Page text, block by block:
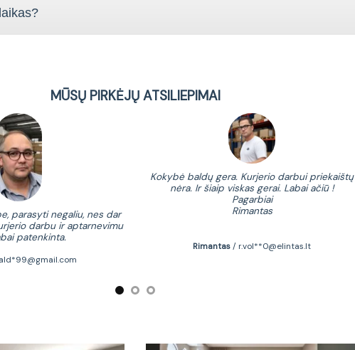
MŪSŲ PIRKĖJŲ ATSILIEPIMAI
parasyti negaliu, nes dar
darbu ir aptarnevimu
patenkinta.
Kokybė baldų gera. Kurjerio darbui priekaištų
nėra. Ir šiaip viskas gerai. Labai ačiū !
Pagarbiai
Rimantas
Rimantas / r.vol**0@elintas.lt